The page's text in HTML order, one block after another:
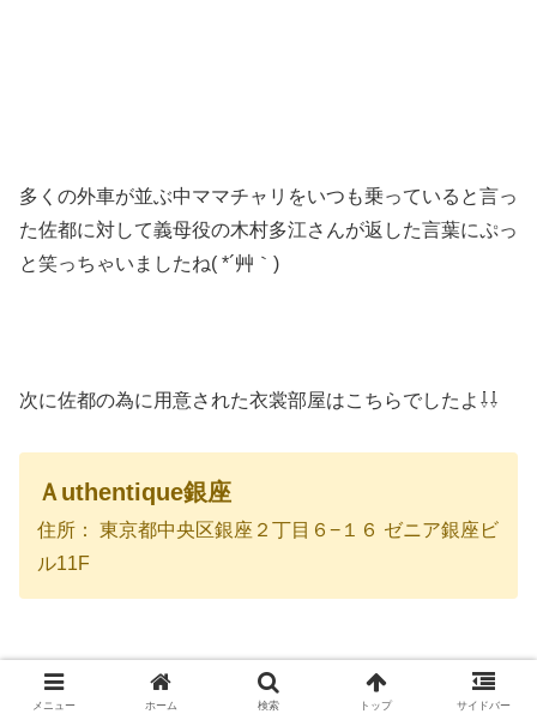
多くの外車が並ぶ中ママチャリをいつも乗っていると言っ
た佐都に対して義母役の木村多江さんが返した言葉にぷっ
と笑っちゃいましたね( *´艸｀)
次に佐都の為に用意された衣裳部屋はこちらでしたよ⇩⇩
Ａuthentique銀座
住所： 東京都中央区銀座２丁目６−１６ ゼニア銀座ビ
ル11F
メニュー ホーム 検索 トップ サイドバー